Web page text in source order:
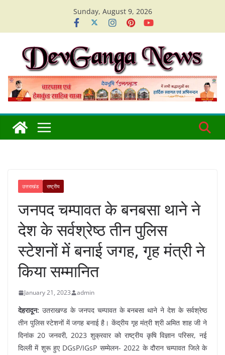
content
Sunday, August 9, 2026
उत्तराखंड राष्ट्रीय
जनपद चम्पावत के बनबसा थाने ने
देश के सर्वश्रेष्ठ तीन पुलिस
स्टेशनों में बनाई जगह, गृह मंत्री ने
किया सम्मानित
January 21, 2023 admin
देहरादून: उतराखण्ड के जनपद चम्पावत के बनबसा थाने ने देश के सर्वश्रेष्ठ
तीन पुलिस स्टेशनों में जगह बनाई है। केंद्रीय गृह मंत्री श्री अमित शाह जी ने
दिनांक 20 जनवरी, 2023 शुक्रवार को राष्ट्रीय कृषि विज्ञान परिसर, नई
दिल्ली में शुरू हुए DGsP/IGsP सम्मेलन- 2022 के दौरान चम्पावत जिले के